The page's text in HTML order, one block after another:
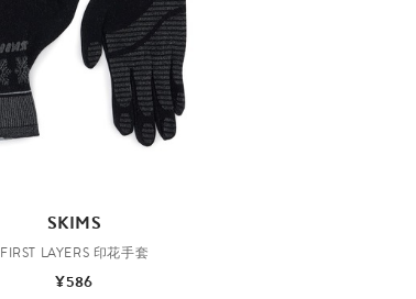
SKIMS
FIRST LAYERS 印花手套
¥586